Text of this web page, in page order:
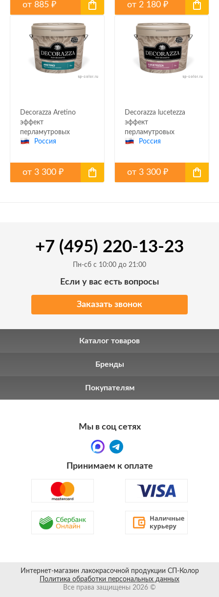
от 885 ₽ от2 180₽
Decorazza Aretino
эффект
перламутровых
мелких песчаных
Россия
от 3 300 ₽
Decorazza lucetezza
эффект
перламутровых
песчаных вихрей
Россия
от 3 300₽
+7 (495) 220-13-23
Пн-сб с 10:00 до 21:00
Если у вас есть вопросы
Заказать звонок
Каталог товаров
Бренды
Покупателям
Мы в соц сетях
Принимаем к оплате
Интернет-магазин лакокрасочной продукции СП-Колор
Политика обработки персональных данных
Все права защищены 2026 ©